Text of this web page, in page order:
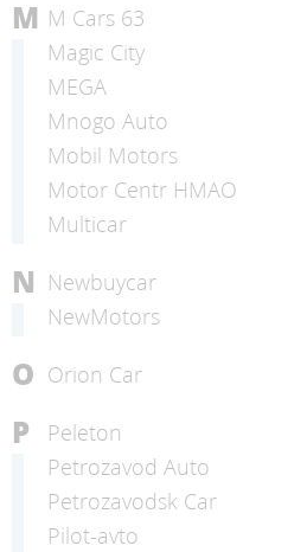
M M Cars 63
Magic City
MEGA
Mnogo Auto
Mobil Motors
Motor Centr HMAO
Multicar
N Newbuycar
NewMotors
O Orion Car
P
Peleton
Petrozavod Auto
Petrozavodsk Car
Pilot-avto